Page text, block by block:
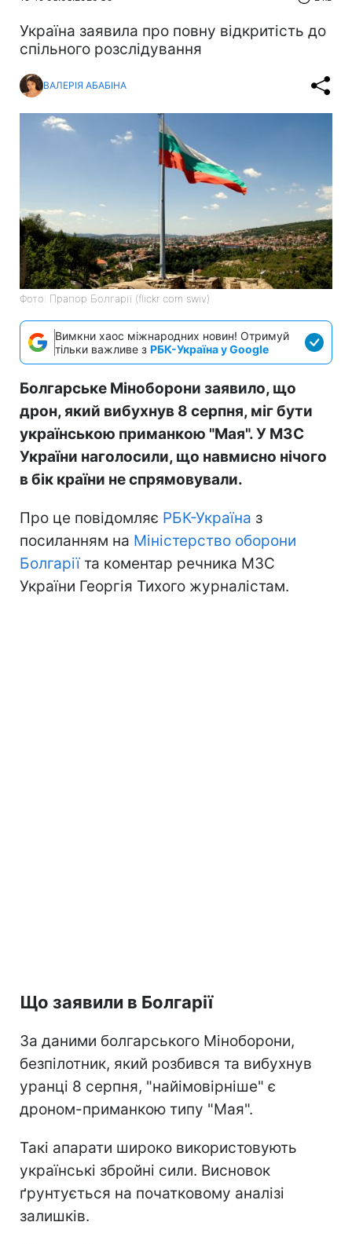
Україна заявила про повну відкритість до
спільного розслідування
ВАЛЕРІЯ АБАБІНА
Фото: Прапор Болгарії (flickr com swiv)
Вимкни хаос міжнародних новин! Отримуй
тільки важливе з РБК-Україна у Google
Болгарське Міноборони заявило, що
дрон, який вибухнув 8 серпня, міг бути
українською приманкою "Мая". У МЗС
України наголосили, що навмисно нічого
в бік країни не спрямовували.
Про це повідомляє РБК-Україна з
посиланням на Міністерство оборони
Болгаріїта коментар речника МЗС
України Георгія Тихого журналістам.
Що заявили в Болгарії
За даними болгарського Міноборони,
безпілотник, який розбився та вибухнув
уранці 8 серпня, "найімовірніше" є
дроном-приманкою типу "Мая".
Такі апарати широко використовують
українські збройні сили. Висновок
ґрунтується на початковому аналізі
залишків.